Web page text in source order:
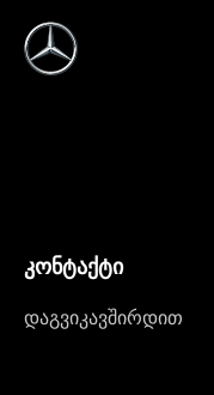
კონტაქტი
დაგვიკავშირდით